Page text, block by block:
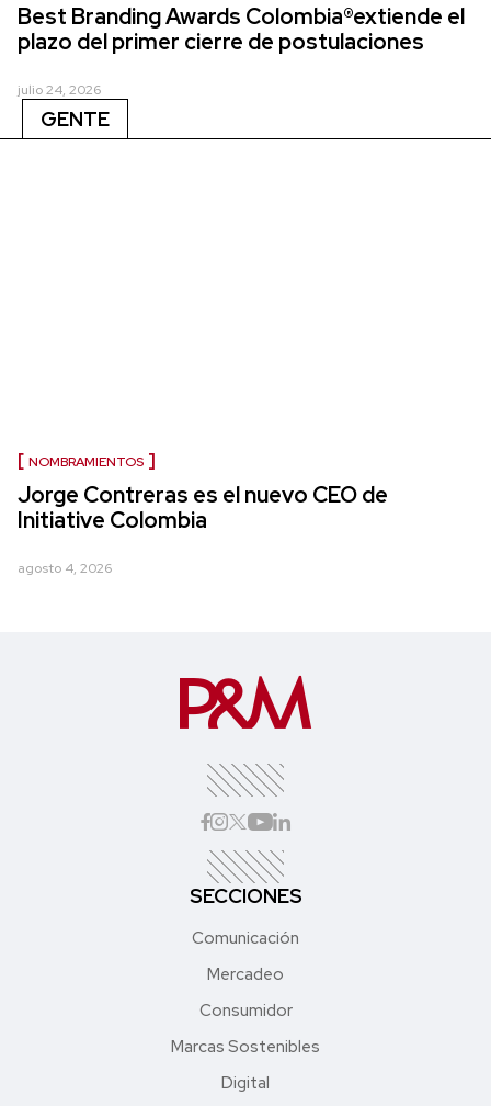
Best Branding Awards Colombia®extiende el
plazo del primer cierre de postulaciones
julio 24, 2026
GENTE
NOMBRAMIENTOS
Jorge Contreras es el nuevo CEO de
Initiative Colombia
agosto 4, 2026
SECCIONES
Comunicación
Mercadeo
Consumidor
Marcas Sostenibles
Digital